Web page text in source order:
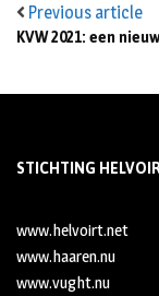
Previous article
KVW 2021: een
STICHTING
www.helvoirt.net
www.haaren.nu
www.vught.nu